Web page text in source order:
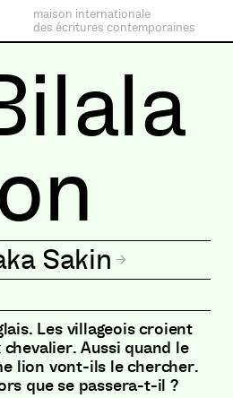
maison internationale
des écritures contemporaines
Sakin
Les villageois croient
Aussi quand le
lion vont-ils le chercher.
que se passera-t-il ?